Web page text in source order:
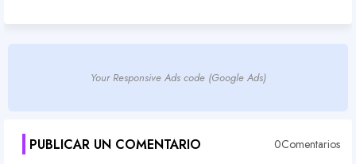
Your Responsive Ads code (Google Ads)
PUBLICAR UN COMENTARIO 0Comentarios